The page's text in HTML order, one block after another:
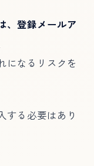
、登録メールア
になるリスクを
する必要はあり